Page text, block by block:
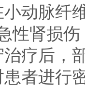
动脉纤
性肾损
治疗后，
者进行